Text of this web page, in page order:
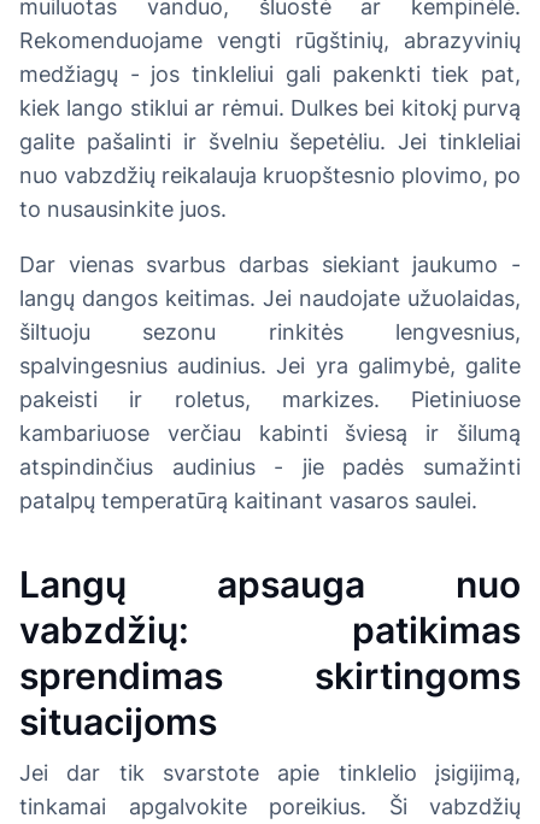
muiluotas vanduo, šluostė ar kempinėlė.
Rekomenduojame vengti rūgštinių, abrazyvinių
medžiagų - jos tinkleliui gali pakenkti tiek pat,
kiek lango stiklui ar rėmui. Dulkes bei kitokį purvą
galite pašalinti ir švelniu šepetėliu. Jei tinkleliai
nuo vabzdžių reikalauja kruopštesnio plovimo, po
to nusausinkite juos.
Dar vienas svarbus darbas siekiant jaukumo -
langų dangos keitimas. Jei naudojate užuolaidas,
šiltuoju sezonu rinkitės lengvesnius,
spalvingesnius audinius. Jei yra galimybė, galite
pakeisti ir roletus, markizes. Pietiniuose
kambariuose verčiau kabinti šviesą ir šilumą
atspindinčius audinius - jie padės sumažinti
patalpų temperatūrą kaitinant vasaros saulei.
Langų apsauga nuo
vabzdžių: patikimas
sprendimas skirtingoms
situacijoms
Jei dar tik svarstote apie tinklelio įsigijimą,
tinkamai apgalvokite poreikius. Ši vabzdžių